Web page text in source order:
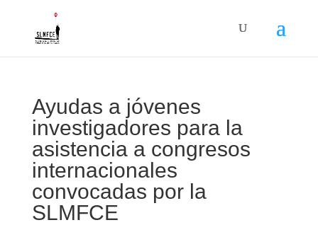
Ayudas a jóvenes
investigadores para la
asistencia a congresos
internacionales
convocadas por la
SLMFCE